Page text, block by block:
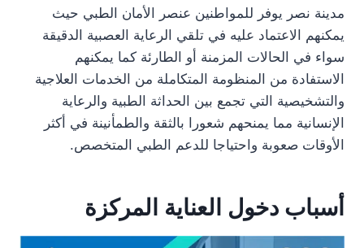
مدينة نصر يوفر للمواطنين عنصر الأمان الطبي حيث
يمكنهم الاعتماد عليه في تلقي الرعاية العصبية الدقيقة
سواء في الحالات المزمنة أو الطارئة كما يمكنهم
الاستفادة من المنظومة المتكاملة من الخدمات العلاجية
والتشخيصية التي تجمع بين الحداثة الطبية والرعاية
الإنسانية مما يمنحهم شعورا بالثقة والطمأنينة في أكثر
الأوقات صعوبة واحتياجا للدعم الطبي المتخصص.
أسباب دخول العناية المركزة